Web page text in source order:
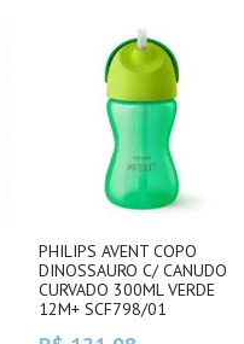
PHILIPS AVENT COPO
DINOSSAURO C/ CANUDO
CURVADO 300ML VERDE
12M+ SCF798/01